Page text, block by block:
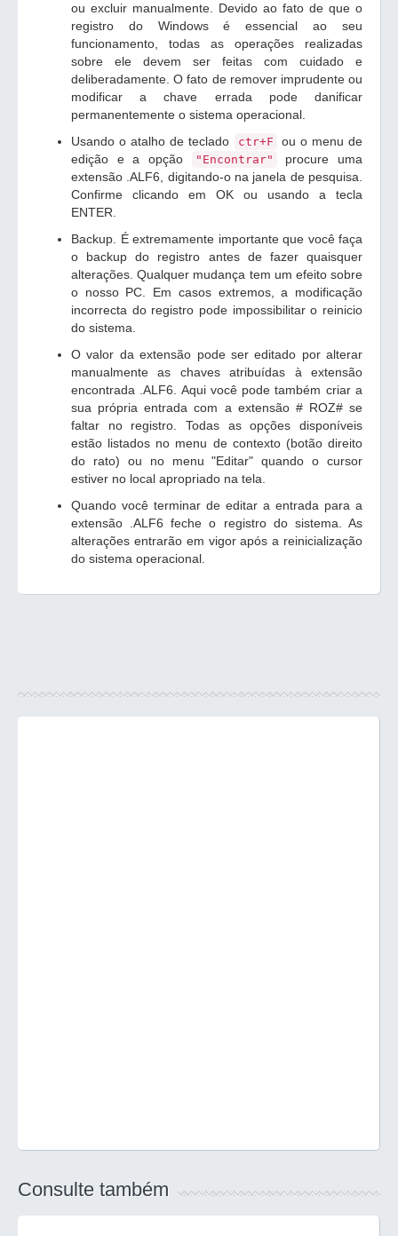
ou excluir manualmente. Devido ao fato de que o
registro do Windows é essencial ao seu
funcionamento, todas as operações realizadas
sobre ele devem ser feitas com cuidado e
deliberadamente. O fato de remover imprudente ou
modificar a chave errada pode danificar
permanentemente o sistema operacional.
Usando o atalho de teclado
ctr+F
ou o menu de
edição e a opção
"Encontrar"
procure uma
extensão .ALF6, digitando-o na janela de pesquisa.
Confirme clicando em OK ou usando a tecla
ENTER.
Backup. É extremamente importante que você faça
o backup do registro antes de fazer quaisquer
alterações. Qualquer mudança tem um efeito sobre
o nosso PC. Em casos extremos, a modificação
incorrecta do registro pode impossibilitar o reinicio
do sistema.
O valor da extensão pode ser editado por alterar
manualmente as chaves atribuídas à extensão
encontrada .ALF6. Aqui você pode também criar a
sua própria entrada com a extensão # ROZ# se
faltar no registro. Todas as opções disponíveis
estão listados no menu de contexto (botão direito
do rato) ou no menu "Editar" quando o cursor
estiver no local apropriado na tela.
Quando você terminar de editar a entrada para a
extensão .ALF6 feche o registro do sistema. As
alterações entrarão em vigor após a reinicialização
do sistema operacional.
Consulte também